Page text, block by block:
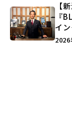
【
『
イ
つ